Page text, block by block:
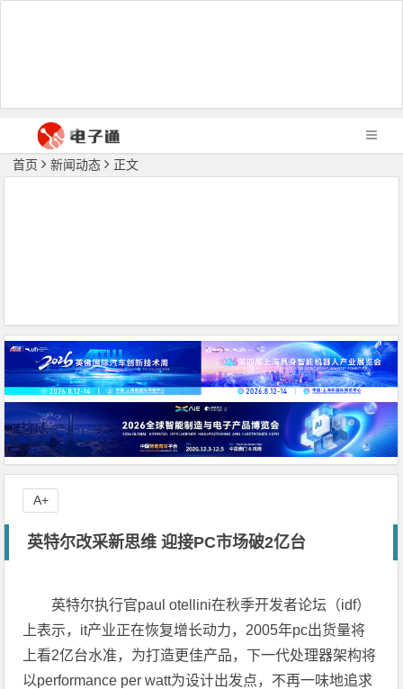
首页 新闻动态 正文
英特尔改采新思维 迎接PC市场破2亿台
英特尔执行官paul otellini在秋季开发者论坛（idf）
上表示，it产业正在恢复增长动力，2005年pc出货量将
上看2亿台水准，为打造更佳产品，下一代处理器架构将
以performance per watt为设计出发点，不再一味地追求
A+